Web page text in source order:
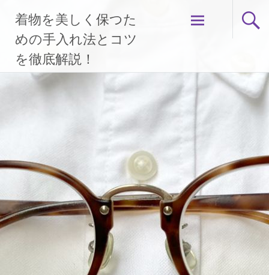
着物を美しく保つた
めの手入れ法とコツ
を徹底解説！